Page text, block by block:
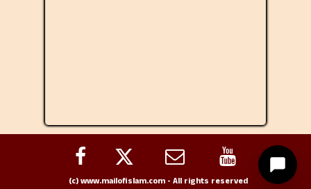
(c) www.mailofislam.com - All rights reserved